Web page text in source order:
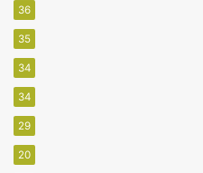
36
35
34
34
29
20